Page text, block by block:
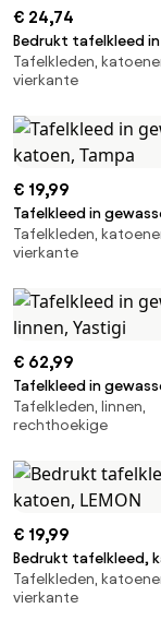
€ 24,74
Bedrukt tafelkleed
katoen , Bhojan
Tafelkleden,
vierkante
€ 19,99
Tafelkleed in
Tampa
Tafelkleden,
vierkante
€ 62,99
Tafelkleed in
Yastigi
Tafelkleden, linnen,
rechthoekige
€ 19,99
Bedrukt tafelkleed,
LEMON
Tafelkleden,
vierkante